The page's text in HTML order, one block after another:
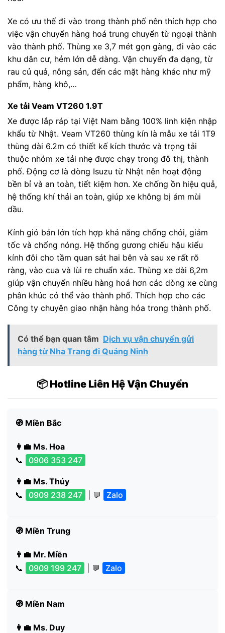
Xe có ưu thế đi vào trong thành phố nên thích hợp cho
việc vận chuyển hàng hoá trung chuyển từ ngoại thành
vào thành phố. Thùng xe 3,7 mét gọn gàng, đi vào các
khu dân cư, hẻm lớn dễ dàng. Vận chuyển đa dạng, từ
rau củ quả, nông sản, đến các mặt hàng khác như mỹ
phẩm, hàng khô,…
Xe tải Veam VT260 1.9T
Xe được lắp ráp tại Việt Nam bằng 100% linh kiện nhập
khẩu từ Nhật. Veam VT260 thùng kín là mẫu xe tải 1T9
thùng dài 6.2m có thiết kế kích thước và trọng tải
thuộc nhóm xe tải nhẹ được chạy trong đô thị, thành
phố. Động cơ là dòng Isuzu từ Nhật nên hoạt động
bền bỉ và an toàn, tiết kiệm hơn. Xe chống ồn hiệu quả,
hệ thống khí thải an toàn, giúp xe không bị ám mùi
dầu.
Kính gió bản lớn tích hợp khả năng chống chói, giảm
tốc và chống nóng. Hệ thống gương chiếu hậu kiểu
kính đôi cho tầm quan sát hai bên và sau xe rất rõ
ràng, vào cua và lùi re chuẩn xác. Thùng xe dài 6,2m
giúp vận chuyển nhiều hàng hoá hơn các dòng xe cùng
phân khúc có thể vào thành phố. Thích hợp cho các
Công ty chuyên giao nhận hàng hóa trong thành phố.
Có thể bạn quan tâm Dịch vụ vận chuyển gửi
hàng từ Nha Trang đi Quảng Ninh
📦 Hotline Liên Hệ Vận Chuyển
🧭 Miền Bắc
👩‍💼 Ms. Hoa
📞
0906 353 247
👩‍💼 Ms. Thủy
📞
0909 238 247 | 💬 Zalo
🧭 Miền Trung
👨‍💼 Mr. Miền
📞
0909 199 247 | 💬 Zalo
🧭 Miền Nam
👩‍💼 Ms. Duy